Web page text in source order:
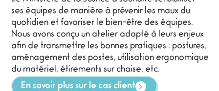
ses équipes de manière à prévenir les maux du
quotidien et favoriser le bien-être des équipes.
Nous avons conçu un atelier adapté à leurs enjeux
afin de transmettre les bonnes pratiques : postures,
aménagement des postes, utilisation ergonomique
du matériel, étirements sur chaise, etc.
En savoir plus sur le cas client